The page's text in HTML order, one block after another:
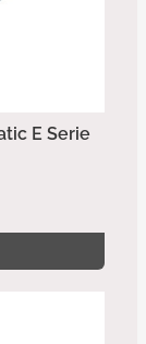
E Serie